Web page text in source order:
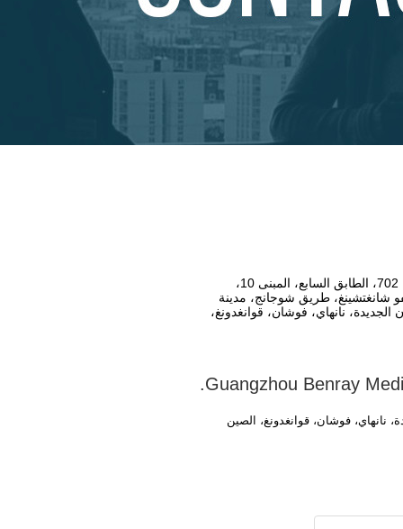
الغرفة 702، الطابق السابع، المبنى 10،
شانغتشينغ، طريق شوجانج، مدينة
الجديدة، نانهاي، فوشان، قوانغدونغ،
Guangzhou Benray